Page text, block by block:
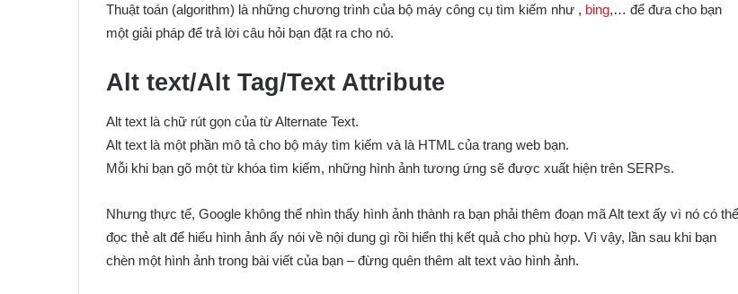
Thuật toán (algorithm) là những chương trình của bộ máy công cụ tìm kiếm như , bing,… để đưa cho bạn
một giải pháp để trả lời câu hỏi bạn đặt ra cho nó.
Alt text/Alt Tag/Text Attribute
Alt text là chữ rút gọn của từ Alternate Text.
Alt text là một phần mô tả cho bộ máy tìm kiếm và là HTML của trang web bạn.
Mỗi khi bạn gõ một từ khóa tìm kiếm, những hình ảnh tương ứng sẽ được xuất hiện trên SERPs.
Nhưng thực tế, Google không thể nhìn thấy hình ảnh thành ra bạn phải thêm đoạn mã Alt text ấy vì nó có thể
đọc thẻ alt để hiểu hình ảnh ấy nói về nội dung gì rồi hiển thị kết quả cho phù hợp. Vì vậy, lần sau khi bạn
chèn một hình ảnh trong bài viết của bạn – đừng quên thêm alt text vào hình ảnh.